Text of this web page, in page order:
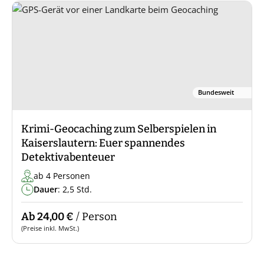
Bundesweit
Krimi-Geocaching zum Selberspielen in
Kaiserslautern: Euer spannendes
Detektivabenteuer
ab 4 Personen
Dauer: 2,5 Std.
Ab 24,00 € / Person
(Preise inkl. MwSt.)